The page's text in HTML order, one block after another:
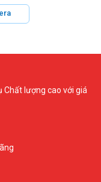
Chất lượng cao với giá